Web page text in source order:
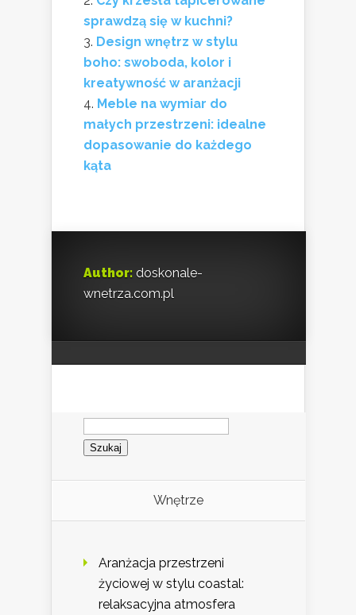
sprawdzą się w kuchni?
Design wnętrz w stylu
boho: swoboda, kolor i
kreatywność w aranżacji
Meble na wymiar do
małych przestrzeni: idealne
dopasowanie do każdego
kąta
Author: doskonale-
wnetrza.com.pl
Szukaj:
Wnętrze
Aranżacja przestrzeni
życiowej w stylu coastal:
relaksacyjna atmosfera